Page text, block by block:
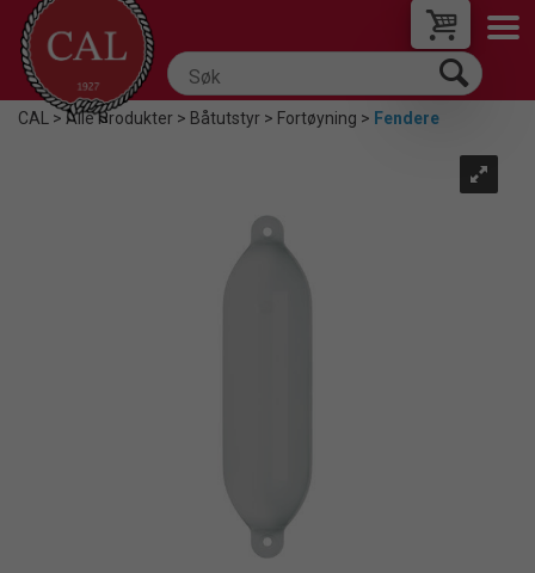
CAL >Alle Produkter>Båtutstyr>Fortøyning> Fendere